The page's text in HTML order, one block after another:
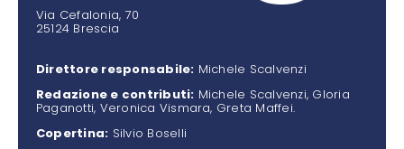
Via Cefalonia, 70
25124 Brescia
Direttore responsabile: Michele Scalvenzi
Redazione e contributi: Michele Scalvenzi, Gloria
Paganotti, Veronica Vismara, Greta Maffei.
Copertina: Silvio Boselli